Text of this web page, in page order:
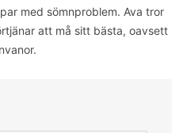
med sömnproblem. Ava tror
att må sitt bästa, oavsett